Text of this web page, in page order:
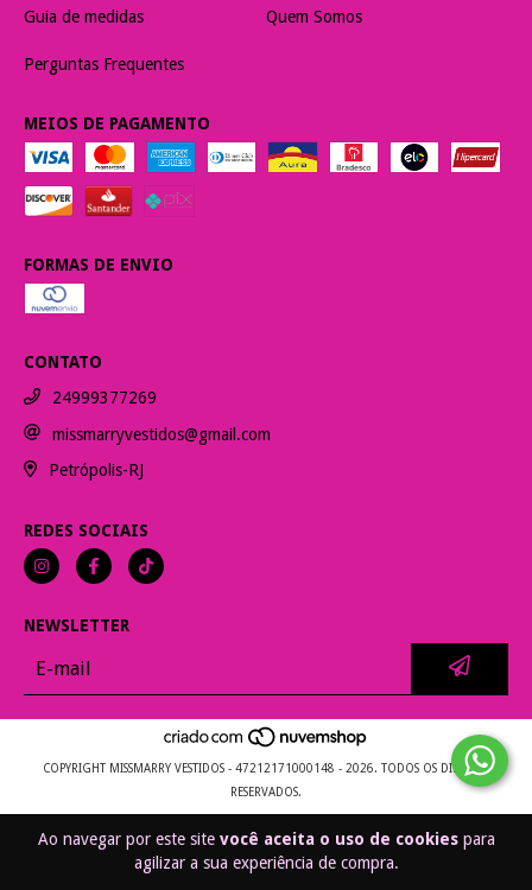
Ao navegar por este site você aceita o uso de cookiespara
agilizar a sua experiência de compra.
Guia de medidas Quem Somos
Perguntas Frequentes
MEIOS DE PAGAMENTO
FORMAS DE ENVIO
CONTATO
24999377269
missmarryvestidos@gmail.com
Petrópolis-RJ
REDES SOCIAIS
NEWSLETTER
COPYRIGHT MISSMARRY VESTIDOS - 47212171000148 - 2026. TODOS OS DIREITOS
RESERVADOS.